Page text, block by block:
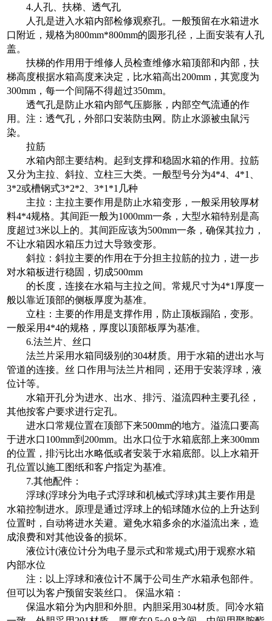
4.人孔、扶梯、透气孔
人孔是进入水箱内部检修观察孔。一般预留在水箱进水
口附近，规格为800mm*800mm的圆形孔径，上面安装有人孔
盖。
扶梯的作用用于维修人员检查维修水箱顶部和内部，扶
梯高度根据水箱高度来决定，比水箱高出200mm，其宽度为
300mm，每一个间隔不得超过350mm。
透气孔是防止水箱内部气压膨胀，内部空气流通的作
用。注：透气孔，外部口安装防虫网。防止水源被虫鼠污
染。
拉筋
水箱内部主要结构。起到支撑和稳固水箱的作用。拉筋
又分为主拉、斜拉、立柱三大类。一般型号分为4*4、4*1、
3*2或槽钢式3*2*2、3*1*1几种
主拉：主拉主要作用是防止水箱变形，一般采用较厚材
料4*4规格。其间距一般为1000mm一条，大型水箱特别是高
度超过3米以上的。其间距应该为500mm一条，确保其拉力，
不让水箱因水箱压力过大导致变形。
斜拉：斜拉主要的作用在于分担主拉筋的拉力，进一步
对水箱板进行稳固，切成500mm
的长度，连接在水箱与主拉之间。常规尺寸为4*1厚度一
般以靠近顶部的侧板厚度为基准。
立柱：主要的作用是支撑作用，防止顶板蹋陷，变形。
一般采用4*4的规格，厚度以顶部板厚为基准。
6.法兰片、丝口
法兰片采用水箱同级别的304材质。用于水箱的进出水与
管道的连接。丝 口作用与法兰片相同，还用于安装浮球，液
位计等。
水箱开孔分为进水、出水、排污、溢流四种主要孔径，
其他按客户要求进行定孔。
进水口常规位置在顶部下来500mm的地方。溢流口要高
于进水口100mm到200mm。出水口位于水箱底部上来300mm
的位置，排污比出水略低或者安装于水箱底部。以上水箱开
孔位置以施工图纸和客户指定为基准。
7.其他配件：
浮球(浮球分为电子式浮球和机械式浮球)其主要作用是
水箱控制进水。原理是通过浮球上的铅球随水位的上升达到
位置时，自动将进水关避。避免水箱多余的水溢流出来，造
成浪费和对其他设备的损坏。
液位计(液位计分为电子显示式和常规式)用于观察水箱
内部水位
注：以上浮球和液位计不属于公司生产水箱承包部件。
但可以为客户预留安装丝口。 保温水箱：
保温水箱分为内胆和外胆。内胆采用304材质。同冷水箱